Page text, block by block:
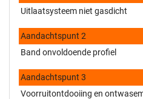
Uitlaatsysteem niet gasdicht
Aandachtspunt 2
Band onvoldoende profiel
Aandachtspunt 3
Voorruitontdooiing en